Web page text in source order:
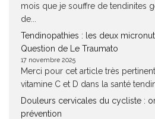
mois que je souffre de tendinites
de...
Tendinopathies : les deux
Question de Le Traumato
17 novembre 2025
Merci pour cet article très
vitamine C et D dans la santé
Douleurs cervicales du cycliste :
prévention